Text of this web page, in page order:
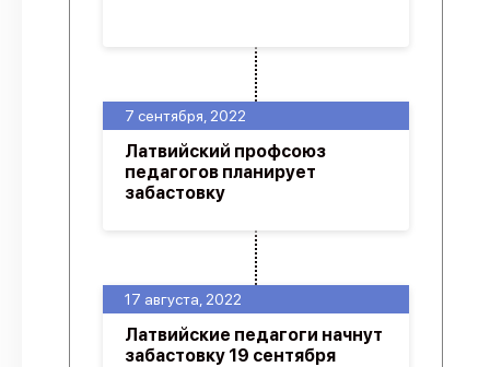
17 августа, 2022
Латвийские педагоги начнут
забастовку 19 сентября
7 сентября, 2022
Латвийский профсоюз
педагогов планирует
забастовку